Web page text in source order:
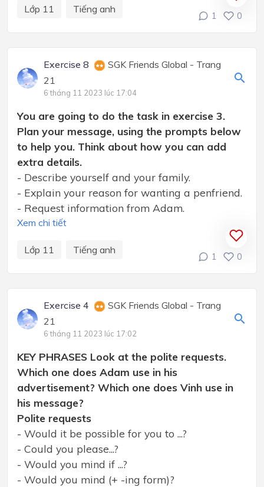
Lớp 11 Tiếng anh
1 0
Exercise 8
SGK Friends Global - Trang
21
6 tháng 11 2023 lúc 17:04
You are going to do the task in exercise 3.
Plan your message, using the prompts below
to help you. Think about how you can add
extra details.
- Describe yourself and your family.
- Explain your reason for wanting a penfriend.
- Request information from Adam.
Xem chi tiết
Lớp 11 Tiếng anh
1 0
Exercise 4
SGK Friends Global - Trang
21
6 tháng 11 2023 lúc 17:02
KEY PHRASES Look at the polite requests.
Which one does Adam use in his
advertisement? Which one does Vinh use in
his message?
Polite requests
- Would it be possible for you to ...?
- Could you please...?
- Would you mind if ...?
- Would you mind (+ -ing form)?